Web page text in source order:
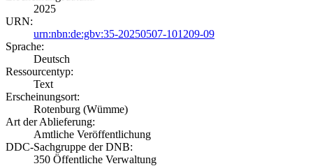
2025
URN:
urn:nbn:de:gbv:35-20250507-101209-09
Sprache:
Deutsch
Ressourcentyp:
Text
Erscheinungsort:
Rotenburg (Wümme)
Art der Ablieferung:
Amtliche Veröffentlichung
DDC-Sachgruppe der DNB:
350 Öffentliche Verwaltung